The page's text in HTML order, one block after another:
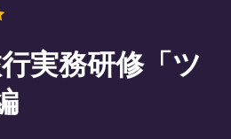
実務研修「ツ